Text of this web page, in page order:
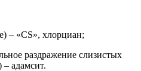
– «CS», хлорциан;
раздражение слизистых
– адамсит.